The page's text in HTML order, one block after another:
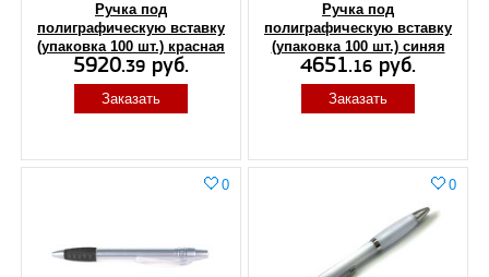
Ручка под
полиграфическую вставку
(упаковка 100 шт.) красная
5920.39 руб.
Заказать
Ручка под
полиграфическую вставку
(упаковка 100 шт.) синяя
4651.16 руб.
Заказать
0 0